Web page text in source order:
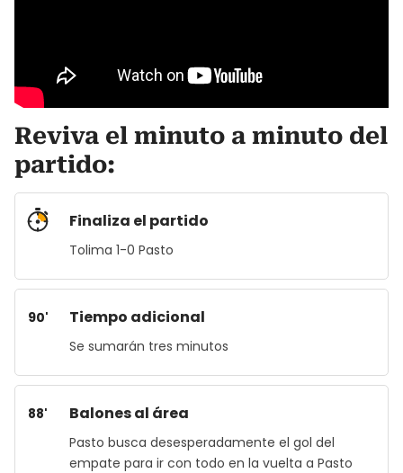
Reviva el minuto a minuto del
partido:
Finaliza el partido
Tolima 1-0 Pasto
90' Tiempo adicional
Se sumarán tres minutos
88' Balones al área
Pasto busca desesperadamente el gol del
empate para ir con todo en la vuelta a Pasto